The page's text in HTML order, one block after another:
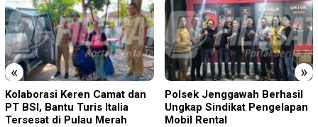
« »
Polsek Jenggawah Berhasil
Ungkap Sindikat Pengelapan
Mobil Rental
DPK Porong Didampingi DPD
Sidoarjo Datangi Inspektorat
Tindaklanjuti Laporan Desa